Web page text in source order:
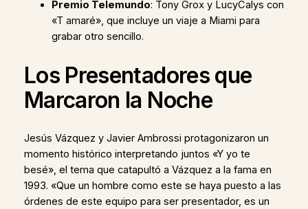
Premio Telemundo: Tony Grox y LucyCalys con
«T amaré», que incluye un viaje a Miami para
grabar otro sencillo.
Los Presentadores que
Marcaron la Noche
Jesús Vázquez y Javier Ambrossi protagonizaron un
momento histórico interpretando juntos «Y yo te
besé», el tema que catapultó a Vázquez a la fama en
1993. «Que un hombre como este se haya puesto a las
órdenes de este equipo para ser presentador, es un